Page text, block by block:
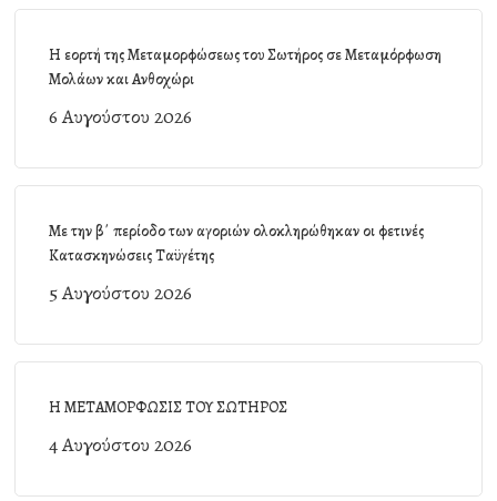
Η εορτή της Μεταμορφώσεως του Σωτήρος σε Μεταμόρφωση
Μολάων και Ανθοχώρι
6 Αυγούστου 2026
Με την β΄ περίοδο των αγοριών ολοκληρώθηκαν οι φετινές
Κατασκηνώσεις Ταϋγέτης
5 Αυγούστου 2026
Η ΜΕΤΑΜΟΡΦΩΣΙΣ ΤΟΥ ΣΩΤΗΡΟΣ
4 Αυγούστου 2026